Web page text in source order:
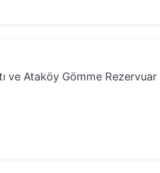
ve Ataköy Gömme Rezervuar